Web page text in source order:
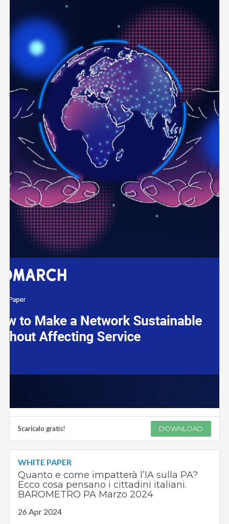
Scaricalo gratis! DOWNLOAD
WHITE PAPER
Quanto e come impatterà l’IA sulla PA?
Ecco cosa pensano i cittadini italiani.
BAROMETRO PA Marzo 2024
26 Apr 2024